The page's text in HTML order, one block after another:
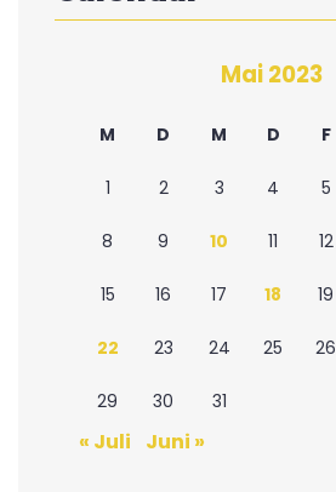
Mai 2023
M D M D F
1 2 3 4 5
8 9 10 11 12
15 16 17 18 19
22 23 24 25 26
29 30 31
« Juli Juni »